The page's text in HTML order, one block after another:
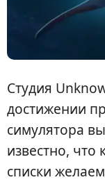
Студия
достижении
симулятора
известно, что
списки